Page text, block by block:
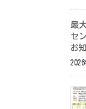
最
セ
お